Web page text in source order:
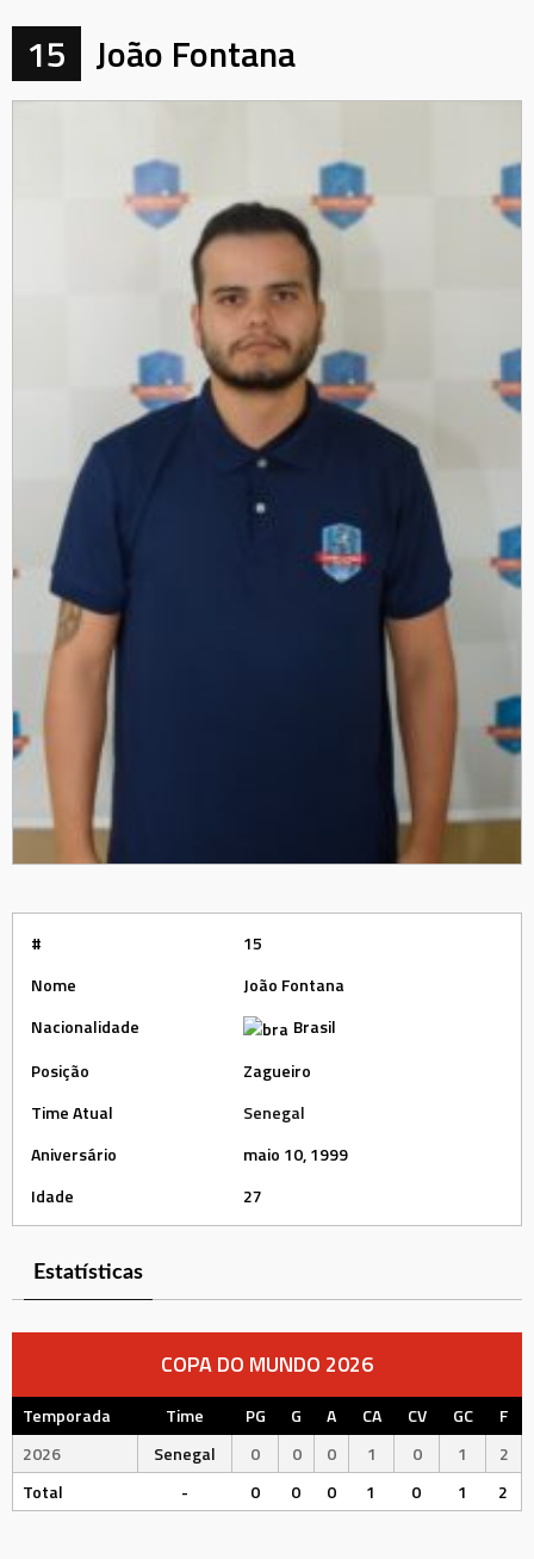
15 João Fontana
#
15
Nome
João Fontana
Nacionalidade
Brasil
Posição
Zagueiro
Time Atual
Senegal
Aniversário
maio 10, 1999
Idade
27
Estatísticas
COPA DO MUNDO 2026
Temporada Time PG G A CA CV GC
F
2026
Senegal 0 0 0 1 0 1
2
Total
- 0 0 0 1 0 1 2